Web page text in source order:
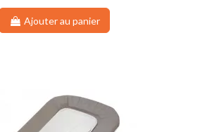
Ajouter au panier